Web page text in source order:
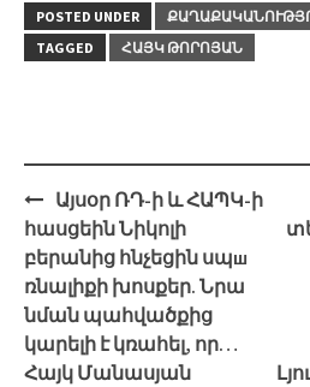
POSTED UNDER
TAGGED
ՀԱՅԿ ԹՈՐՈՅԱՆ
Post
navigation
Այսօր ՌԴ-ի և ՀԱՊԿ-ի
հասցեին Նիկոլի
բերանից հնչեցին սպш
ռնալիքի խոսքեր. Նրա
նման պահվածքից
կարելի է կռահել, որ…
Հայկ Մանասյան